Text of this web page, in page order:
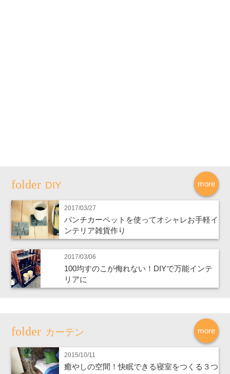
more
DIY
2017/03/27
パンチカーペットを使ってオシャレお手軽イ
ンテリア雑貨作り
2017/03/06
100均すのこが侮れない！DIYで万能インテ
リアに
more
カーテン
2015/10/11
癒やしの空間！快眠できる寝室をつくる３つ